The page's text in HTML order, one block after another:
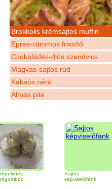
Brokkolis krémsajtos muffin
Epres-citromos frissítő
Csokoládés-diós szendvics
Magvas-sajtos rúd
Kakaós néró
Almás pite
képviselőfánk